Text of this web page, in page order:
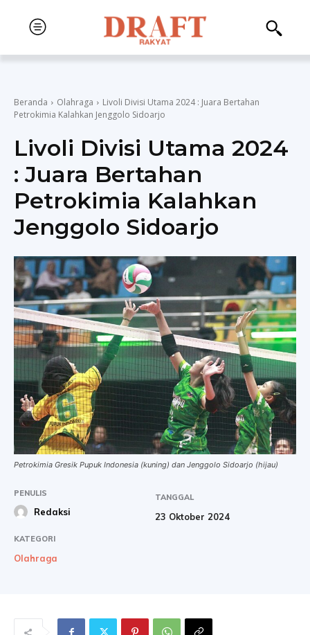
Beranda Olahraga
Livoli Divisi Utama 2024 : Juara Bertahan
Petrokimia Kalahkan Jenggolo Sidoarjo
Livoli Divisi Utama 2024
: Juara Bertahan
Petrokimia Kalahkan
Jenggolo Sidoarjo
Petrokimia Gresik Pupuk Indonesia (kuning) dan Jenggolo Sidoarjo (hijau)
PENULIS
Redaksi
TANGGAL
23 Oktober 2024
KATEGORI
Olahraga